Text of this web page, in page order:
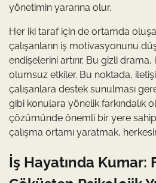
yönetimin yararına olur.
Her iki taraf için de ortamda
çalışanların iş motivasyonunu
endişelerini artırır. Bu gizli
olumsuz etkiler. Bu noktada,
çalışanlara destek sunulması
gibi konulara yönelik farkındalık
çözümünde önemli bir yere
çalışma ortamı yaratmak,
İş Hayatında Kumar: